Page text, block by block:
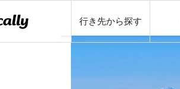
行き先から探す